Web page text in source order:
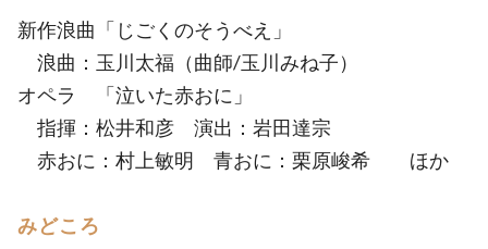
新作浪曲「じごくのそうべえ」
浪曲：玉川太福（曲師/玉川みね子）
オペラ 「泣いた赤おに」
指揮：松井和彦 演出：岩田達宗
赤おに：村上敏明 青おに：栗原峻希 ほか
みどころ